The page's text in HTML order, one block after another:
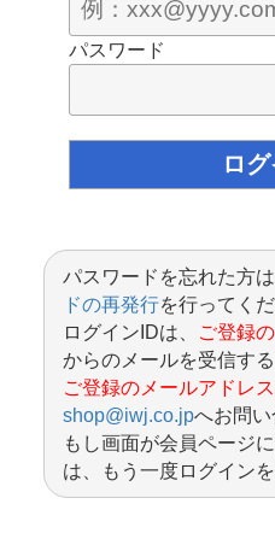
パスワード
パスワードを忘れた方は
ドの再発行を行ってくだ
ログインIDは、
ご登録
からのメールを受信す
ご登録のメールアドレス
shop@iwj.co.jpへお問い
もし画面が会員ページ
は、もう一度ログイン